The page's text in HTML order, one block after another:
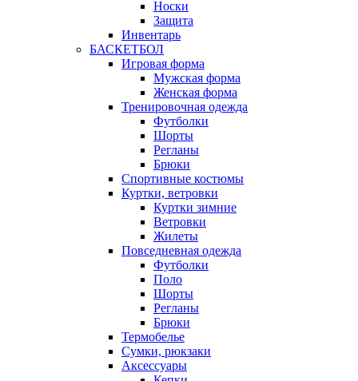
Носки
Защита
Инвентарь
БАСКЕТБОЛ
Игровая форма
Мужская форма
Женская форма
Тренировочная одежда
Футболки
Шорты
Регланы
Брюки
Спортивные костюмы
Куртки, ветровки
Куртки зимние
Ветровки
Жилеты
Повседневная одежда
Футболки
Поло
Шорты
Регланы
Брюки
Термобелье
Сумки, рюкзаки
Аксессуары